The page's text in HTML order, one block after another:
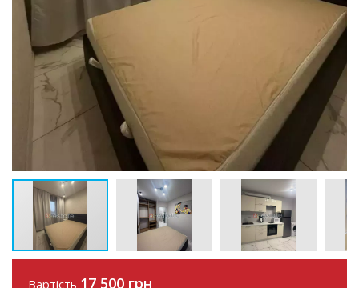
Вартість 17 500 грн